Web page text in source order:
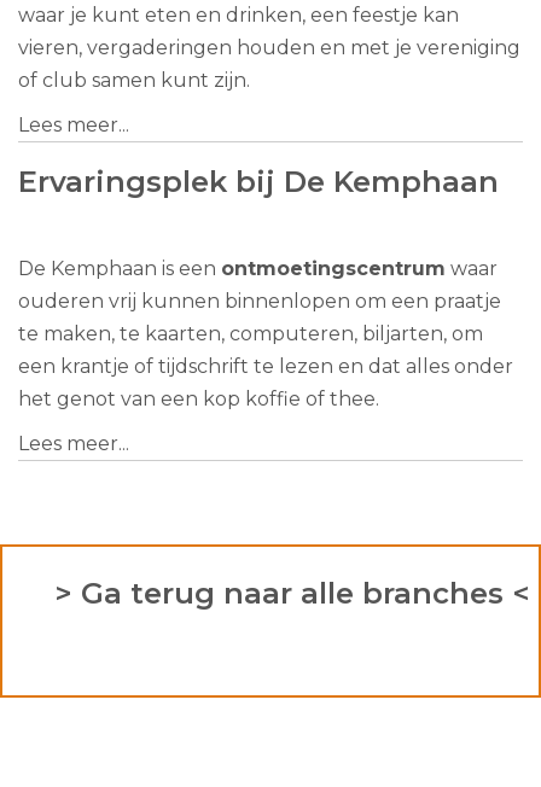
waar je kunt eten en drinken, een feestje kan
vieren, vergaderingen houden en met je vereniging
of club samen kunt zijn.
Lees meer...
Ervaringsplek bij De Kemphaan
De Kemphaan is een ontmoetingscentrum waar
ouderen vrij kunnen binnenlopen om een praatje
te maken, te kaarten, computeren, biljarten, om
een krantje of tijdschrift te lezen en dat alles onder
het genot van een kop koffie of thee.
Lees meer...
> Ga terug naar alle branches <